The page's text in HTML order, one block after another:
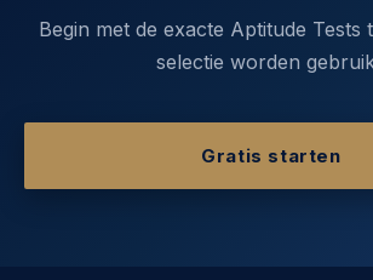
Begin met de exacte Aptitude Tests
selectie worden
Gratis starten